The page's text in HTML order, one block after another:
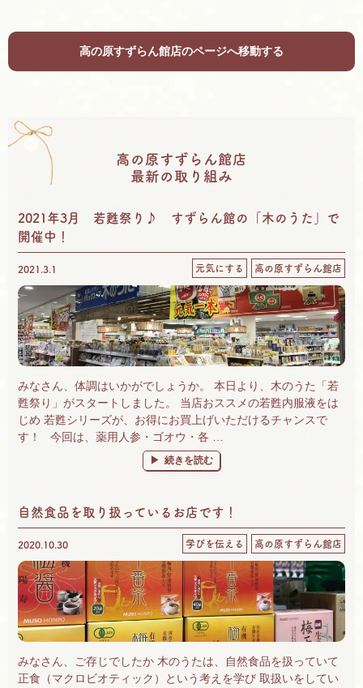
高の原すずらん館店のページへ移動する
高の原すずらん館店
最新の取り組み
2021年3月 若甦祭り♪ すずらん館の「木のうた」で
開催中！
2021.3.1 元気にする 高の原すずらん館店
みなさん、体調はいかがでしょうか。 本日より、木のうた「若
甦祭り」がスタートしました。 当店おススメの若甦内服液をは
じめ 若甦シリーズが、お得にお買上げいただけるチャンスで
す！ 今回は、薬用人参・ゴオウ・各 …
“2021年3月 若甦祭り♪ すずらん館の「木
続きを読む
自然食品を取り扱っているお店です！
2020.10.30 学びを伝える 高の原すずらん館店
みなさん、ご存じでしたか 木のうたは、自然食品を扱っていて
正食（マクロビオティック）という考えを学び 取扱いをしてい